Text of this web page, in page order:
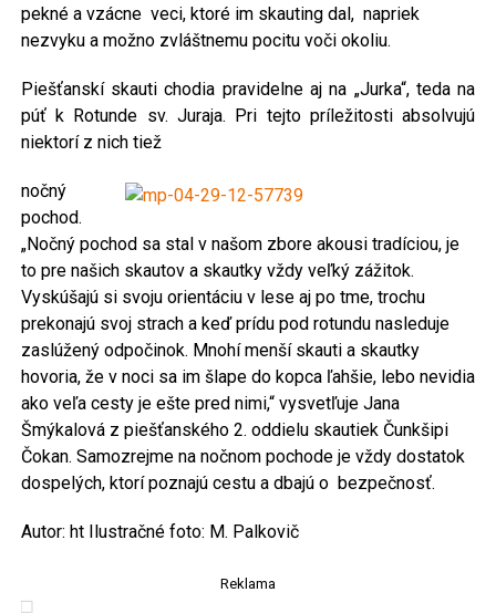
pekné a vzácne veci, ktoré im skauting dal, napriek
nezvyku a možno zvláštnemu pocitu voči okoliu.
Piešťanskí skauti chodia pravidelne aj na „Jurka“, teda na
púť k Rotunde sv. Juraja. Pri tejto príležitosti absolvujú
niektorí z nich tiež
nočný
pochod.
„Nočný pochod sa stal v našom zbore akousi tradíciou, je
to pre našich skautov a skautky vždy veľký zážitok.
Vyskúšajú si svoju orientáciu v lese aj po tme, trochu
prekonajú svoj strach a keď prídu pod rotundu nasleduje
zaslúžený odpočinok. Mnohí menší skauti a skautky
hovoria, že v noci sa im šlape do kopca ľahšie, lebo nevidia
ako veľa cesty je ešte pred nimi,“ vysvetľuje Jana
Šmýkalová z piešťanského 2. oddielu skautiek Čunkšipi
Čokan. Samozrejme na nočnom pochode je vždy dostatok
dospelých, ktorí poznajú cestu a dbajú o bezpečnosť.
Autor: ht Ilustračné foto: M. Palkovič
Reklama